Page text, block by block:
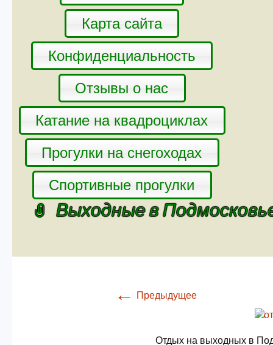
Карта сайта
Конфиденциальность
Отзывы о нас
Катание на квадроциклах
Прогулки на снегоходах
Спортивные прогулки
Выходные в
← Предыдущее
Отдых на выходных в